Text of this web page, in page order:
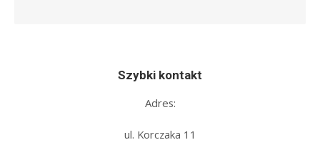
Szybki kontakt
Adres:
ul. Korczaka 11